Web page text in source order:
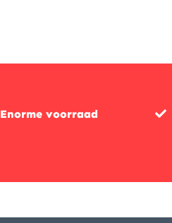
Enorme voorraad